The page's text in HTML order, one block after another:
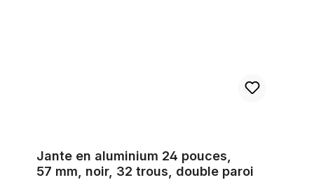
Jante en aluminium 24 pouces,
57 mm, noir, 32 trous, double paroi